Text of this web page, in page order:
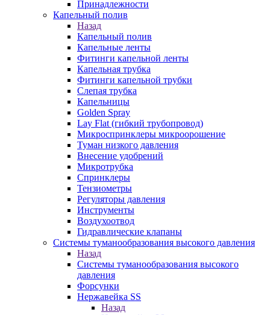
Принадлежности
Капельный полив
Назад
Капельный полив
Капельные ленты
Фитинги капельной ленты
Капельная трубка
Фитинги капельной трубки
Слепая трубка
Капельницы
Golden Spray
Lay Flat (гибкий трубопровод)
Микроспринклеры микроорошение
Туман низкого давления
Внесение удобрений
Микротрубка
Спринклеры
Тензиометры
Регуляторы давления
Инструменты
Воздухоотвод
Гидравлические клапаны
Системы туманообразования высокого давления
Назад
Системы туманообразования высокого
давления
Форсунки
Нержавейка SS
Назад